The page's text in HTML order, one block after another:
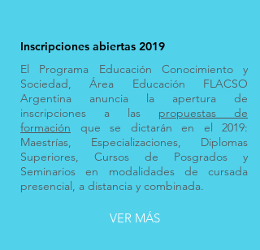
Inscripciones abiertas 2019
El Programa Educación Conocimiento y
Sociedad, Área Educación FLACSO
Argentina anuncia la apertura de
inscripciones a las propuestas de
formación que se dictarán en el 2019:
Maestrías, Especializaciones, Diplomas
Superiores, Cursos de Posgrados y
Seminarios en modalidades de cursada
presencial, a distancia y combinada.
VER MÁS